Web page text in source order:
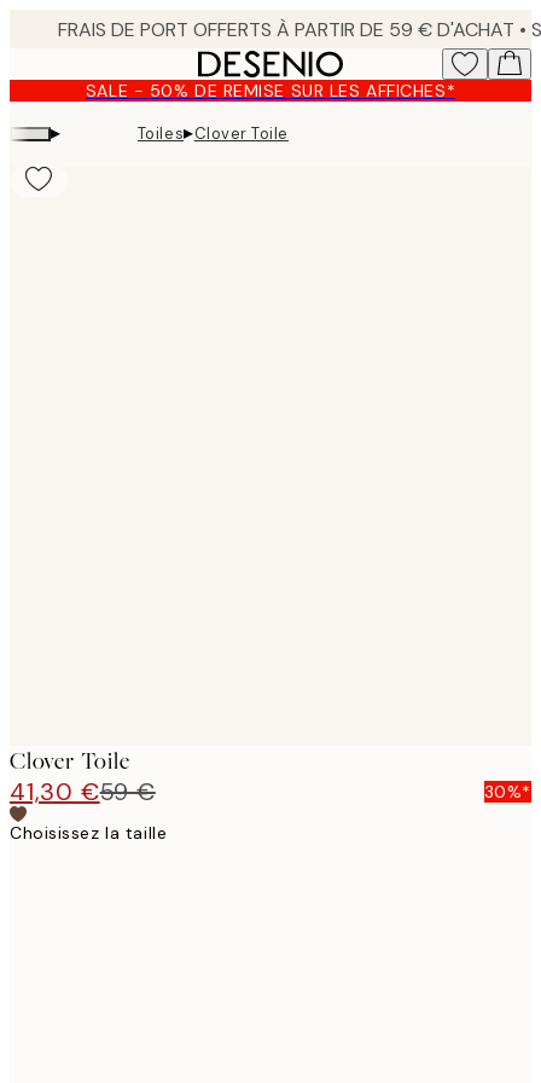
content.SALE - 50% DE REMISE SUR LES AFFICHES*
▸ Toiles▸Clover Toile
Clover Toile
41,30 €59 €
30%*
Choisissez la taille